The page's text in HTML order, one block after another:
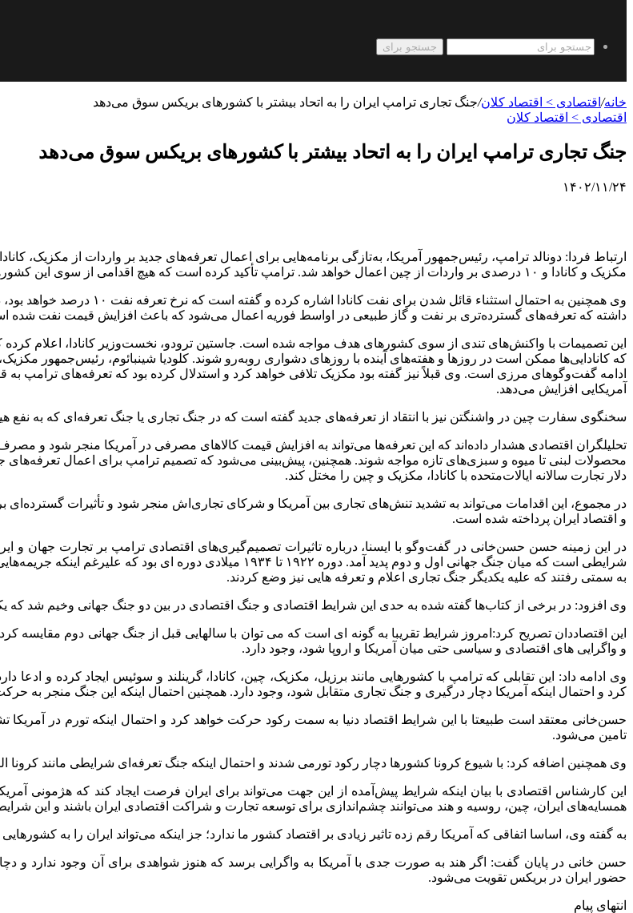
جستجو برای
خانه/ اقتصادی > اقتصاد کلان/جنگ تجاری ترامپ ایران را به اتحاد بیشتر با کشورهای بریکس سوق می‌دهد
اقتصادی > اقتصاد کلان
جنگ تجاری ترامپ ایران را به اتحاد بیشتر با کشورهای بریکس سوق می‌دهد
۱۴۰۲/۱۱/۲۴
مکزیک و کانادا و ۱۰ درصدی بر واردات از چین اعمال خواهد شد. ترامپ تأکید کرده است که هیچ اقدامی از سوی این کشورها نمی‌تواند مانع از اجرای این تعرفه‌ها شود.
داشته که تعرفه‌های گسترده‌تری بر نفت و گاز طبیعی در اواسط فوریه اعمال می‌شود که باعث افزایش قیمت نفت شده
این تصمیمات با واکنش‌های تندی از سوی کشورهای هدف مواجه شده است. جاستین ترودو، نخست‌وزیر کانادا، اعلام کرده که
که کانادایی‌ها ممکن است در روزها و هفته‌های آینده با روزهای دشواری روبه‌رو شوند. کلودیا شینبائوم، رئیس‌جمهور
آمریکایی افزایش می‌دهد.
سخنگوی سفارت چین در واشنگتن نیز با انتقاد از تعرفه‌های جدید گفته است که در جنگ تجاری یا جنگ تعرفه‌ای که به نفع
تحلیلگران اقتصادی هشدار داده‌اند که این تعرفه‌ها می‌تواند به افزایش قیمت کالاهای مصرفی در آمریکا منجر شود و
دلار تجارت سالانه ایالات‌متحده با کانادا، مکزیک و چین را مختل کند.
در مجموع، این اقدامات می‌تواند به تشدید تنش‌های تجاری بین آمریکا و شرکای تجاری‌اش منجر شود و تأثیرات گسترده‌ای
و اقتصاد ایران پرداخته شده است.
در این زمینه حسن حسن‌خانی در گفت‌وگو با ایسنا، درباره تاثیرات تصمیم‌گیری‌های اقتصادی ترامپ بر تجارت جهان و
شرایطی است که میان جنگ جهانی اول و دوم پدید آمد. دوره ۱۹۲۲ تا
به سمتی رفتند که علیه یکدیگر جنگ تجاری اعلام و تعرفه هایی نیز وضع کردند.
وی افزود: در برخی از کتاب‌ها گفته شده به حدی این شرایط اقتصادی و جنگ اقتصادی در بین دو جنگ جهانی وخیم شد
این اقتصاددان تصریح کرد:امروز شرایط تقریبا به گونه ای است که می توان با سالهایی قبل از جنگ جهانی دوم مقایسه
و واگرایی های اقتصادی و سیاسی حتی میان آمریکا و اروپا شود، وجود دارد.
وی ادامه داد: این تقابلی که ترامپ با کشورهایی مانند برزیل، مکزیک، چین، کانادا، گرینلند و سوئیس ایجاد کرده و
کرد و احتمال اینکه آمریکا دچار درگیری و جنگ تجاری متقابل شود، وجود دارد. همچنین احتمال اینکه این جنگ منجر به
حسن‌خانی معتقد است طبیعتا با این شرایط اقتصاد دنیا به سمت رکود حرکت خواهد کرد و احتمال اینکه تورم در آمریکا
تامین می‌شود.
وی همچنین اضافه کرد: با شیوع کرونا کشورها دچار رکود تورمی شدند و احتمال اینکه جنگ تعرفه‌ای شرایطی مانند کرونا
این کارشناس اقتصادی با بیان اینکه شرایط پیش‌آمده از این جهت می‌تواند برای ایران فرصت ایجاد کند که هژمونی
همسایه‌های ایران، چین، روسیه و هند می‌توانند چشم‌اندازی برای توسعه تجارت و شراکت اقتصادی ایران باشند و این
به گفته وی، اساسا اتفاقی که آمریکا رقم زده تاثیر زیادی بر اقتصاد کشور ما ندارد؛ جز اینکه می‌تواند ایران را به کشورهایی
حسن خانی در پایان گفت: اگر هند به صورت جدی با آمریکا به واگرایی برسد که هنوز شواهدی برای آن وجود ندارد
حضور ایران در بریکس تقویت می‌شود.
انتهای پیام